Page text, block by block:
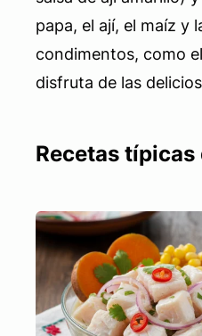
papa, el ají, el maíz y
condimentos, como
disfruta de las
Recetas típicas